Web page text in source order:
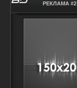
РЕКЛАМА #2